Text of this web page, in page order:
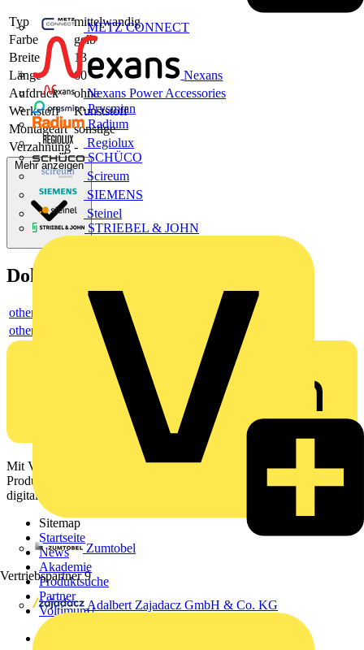
METZ CONNECT
Nexans
Nexans Power Accessories
Prysmian
Radium
Regiolux
SCHÜCO
Scireum
SIEMENS
Steinel
STRIEBEL & JOHN
Zumtobel
Vertriebspartner 9
Adalbert Zajadacz GmbH & Co. KG
Typ
mittelwandig
Farbe
gelb
Breite
13
Länge
60
Aufdruck
ohne
Werkstoff
Kunststoff
Montageart sonstige
Verzahnung -
Mehr anzeigen
Dokumente
others
others
Mit Voltimum erhalten Elektrofachkräfte Zugang zu Branchennews,
Produktinformationen, Schulungen und Tools – alles auf einer
digitalen Plattform und Community.
Sitemap
Startseite
News
Akademie
Produktsuche
Partner
Voltimum+